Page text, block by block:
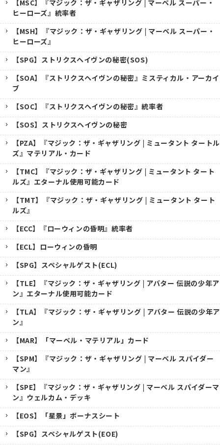
【MSC】『マジック：ザ・ギャザリング | マーベル スーパー・
ヒーローズ』統率者
【MSH】『マジック：ザ・ギャザリング | マーベル スーパー・
ヒーローズ』
【SPG】ストリクスヘイヴンの秘密(SOS)
【SOA】『ストリクスヘイヴンの秘密』ミスティカル・アーカイ
ブ
【SOC】『ストリクスヘイヴンの秘密』統率者
【SOS】ストリクスヘイヴンの秘密
【PZA】『マジック：ザ・ギャザリング | ミュータント タートル
ズ』マテリアル・カード
【TMC】『マジック：ザ・ギャザリング | ミュータント タート
ルズ』エターナル使用可能カード
【TMT】『マジック：ザ・ギャザリング | ミュータント タート
ルズ』
【ECC】『ローウィンの昏明』統率者
【ECL】ローウィンの昏明
【SPG】スペシャルゲスト(ECL)
【TLE】『マジック：ザ・ギャザリング | アバター 伝説の少年ア
ン』エターナル使用可能カード
【TLA】『マジック：ザ・ギャザリング | アバター 伝説の少年ア
ン』
【MAR】「マーベル・マテリアル」カード
【SPM】『マジック：ザ・ギャザリング | マーベル スパイダー
マン』
【SPE】『マジック：ザ・ギャザリング | マーベル スパイダーマ
ン』ウェルカム・デッキ
【EOS】「星景」ボーナスシート
【SPG】スペシャルゲスト(EOE)